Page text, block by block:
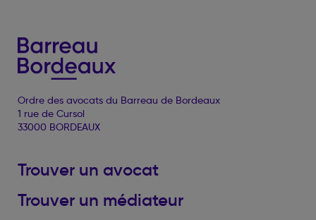
Ordre des avocats du Barreau de Bordeaux
1 rue de Cursol
33000 BORDEAUX
Trouver un avocat
Trouver un médiateur